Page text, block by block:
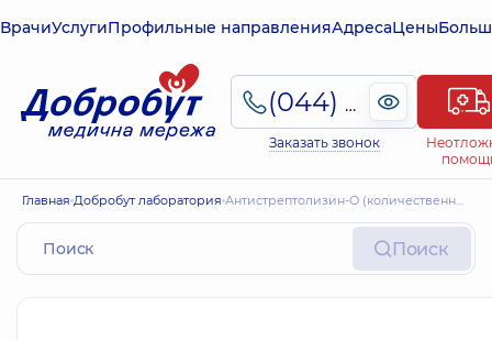
ВрачиУслугиПрофильные направленияАдресаЦены
(044) 495-2-888
Заказать звонок
Главная Добробут лаборатория Антистрептолизин-О (количественный)
Поиск